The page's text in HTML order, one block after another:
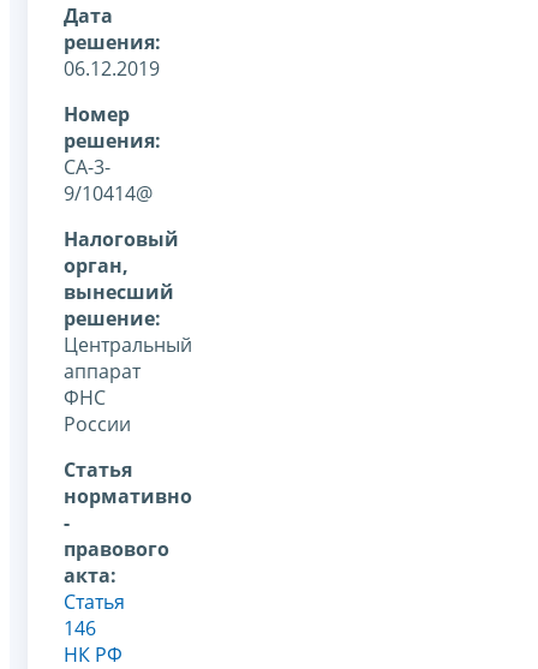
Дата
решения:
06.12.2019
Номер
решения:
СА-3-
9/10414@
Налоговый
орган,
вынесший
решение:
Центральный
аппарат
ФНС
России
Статья
нормативно
-
правового
акта:
Статья
146
НК РФ